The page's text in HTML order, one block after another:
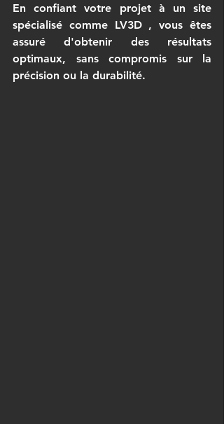
En confiant votre projet à un site
spécialisé comme LV3D , vous êtes
assuré d'obtenir des résultats
optimaux, sans compromis sur la
précision ou la durabilité.